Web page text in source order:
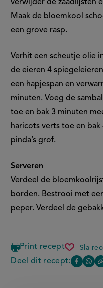
verwijder de zaadlijsten
Maak de bloemkool
een grove rasp.
Verhit een scheutje olie
de eieren 4
een hapjespan en
minuten. Voeg de
toe en bak 3 minuten
haricots verts toe en
pinda’s grof.
Serveren
Verdeel de
borden. Bestrooi met
peper. Verdeel de
Print recept Sla
Deel dit recept:
Deel